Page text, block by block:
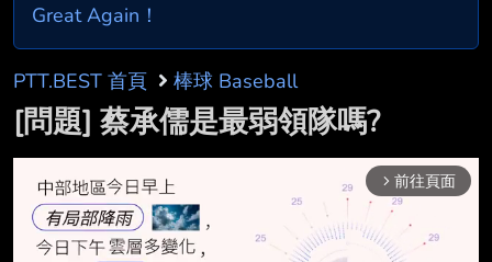
Great Again！
PTT.BEST 首頁 棒球 Baseball
[問題] 蔡承儒是最弱領隊嗎?
arrow_forward_ios 前往頁面